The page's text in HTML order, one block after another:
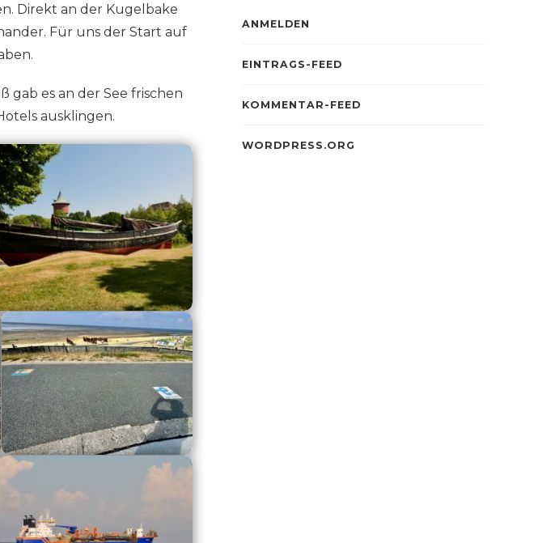
Direkt an der Kugelbake
Für uns der Start auf
gab es an der See frischen
ausklingen.
ANMELDEN
EINTRAGS-FEED
KOMMENTAR-FEED
WORDPRESS.ORG